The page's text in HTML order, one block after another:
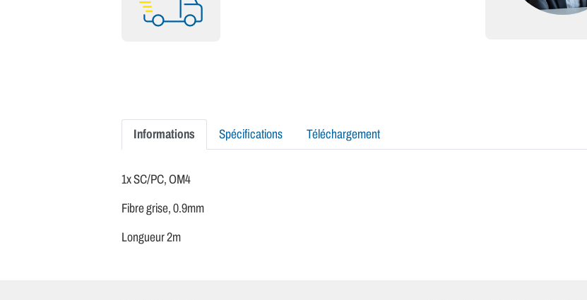
Informations Spécifications Téléchargement
1x SC/PC, OM4
Fibre grise, 0.9mm
Longueur 2m